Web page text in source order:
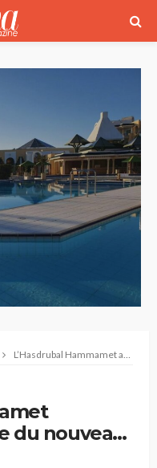
L’Hasdrubal Hammamet annonce l’ouverture du nouveau concept « Le Lion’s »
du nouveau